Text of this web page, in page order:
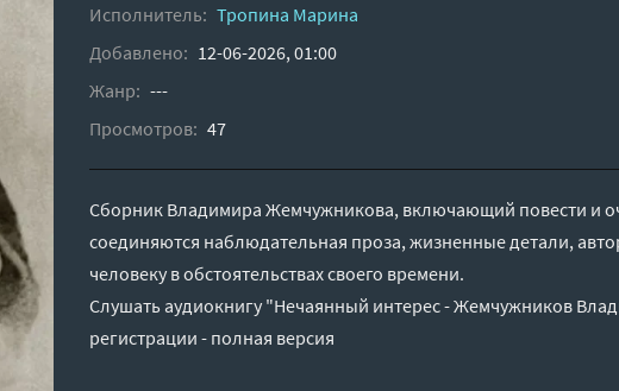
Исполнитель: Тропина Марина
Добавлено: 12-06-2026, 01:00
Жанр: ---
Просмотров: 47
Сборник Владимира Жемчужникова, включающий повести и
соединяются наблюдательная проза, жизненные детали,
человеку в обстоятельствах своего времени.
Слушать аудиокнигу "Нечаянный интерес - Жемчужников
регистрации - полная версия